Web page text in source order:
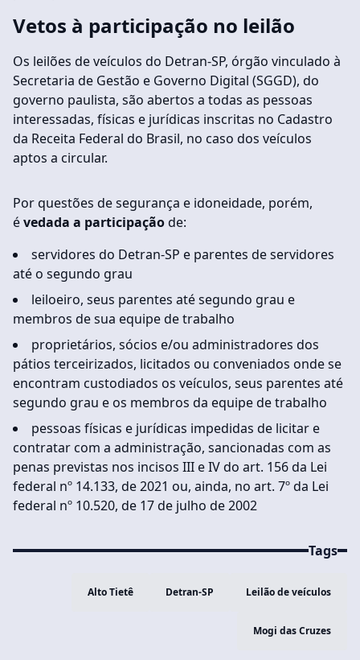
Vetos à participação no leilão
Os leilões de veículos do Detran-SP, órgão vinculado à
Secretaria de Gestão e Governo Digital (SGGD), do
governo paulista, são abertos a todas as pessoas
interessadas, físicas e jurídicas inscritas no Cadastro
da Receita Federal do Brasil, no caso dos veículos
aptos a circular.
Por questões de segurança e idoneidade, porém,
évedada a participaçãode:
servidores do Detran-SP e parentes de servidores
até o segundo grau
leiloeiro, seus parentes até segundo grau e
membros de sua equipe de trabalho
proprietários, sócios e/ou administradores dos
pátios terceirizados, licitados ou conveniados onde se
encontram custodiados os veículos, seus parentes até
segundo grau e os membros da equipe de trabalho
pessoas físicas e jurídicas impedidas de licitar e
contratar com a administração, sancionadas com as
penas previstas nos incisos III e IV do art. 156 da Lei
federal nº 14.133, de 2021 ou, ainda, no art. 7º da Lei
federal nº 10.520, de 17 de julho de 2002
Tags
Alto Tietê Detran-SP Leilão de veículos
Mogi das Cruzes